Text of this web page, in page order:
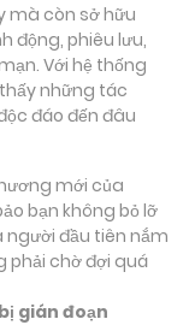
mà còn sở hữu
động, phiêu lưu,
Với hệ thống
những tác
đáo đến đâu
mới của
bạn không bỏ lỡ
người đầu tiên nắm
phải chờ đợi quá
gián đoạn